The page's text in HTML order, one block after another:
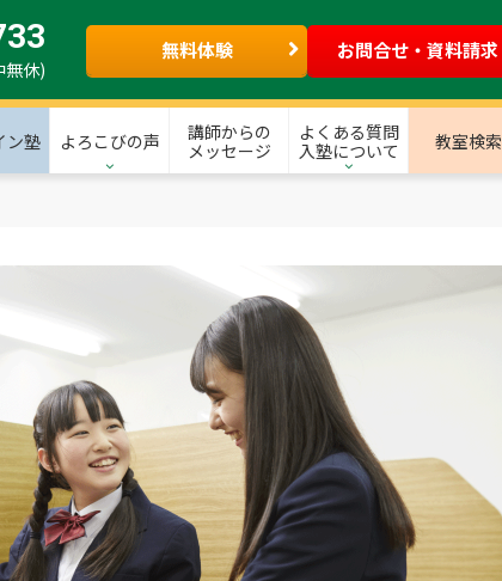
無休)
無料体験 お問合せ・資料請求
ン塾 よろこびの声
講師からの
メッセージ
よくある質問
入塾について
教室検索